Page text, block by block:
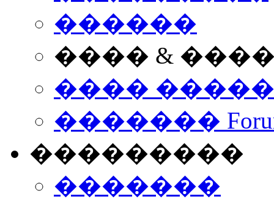
������
���� &
����
�������
���������
�������